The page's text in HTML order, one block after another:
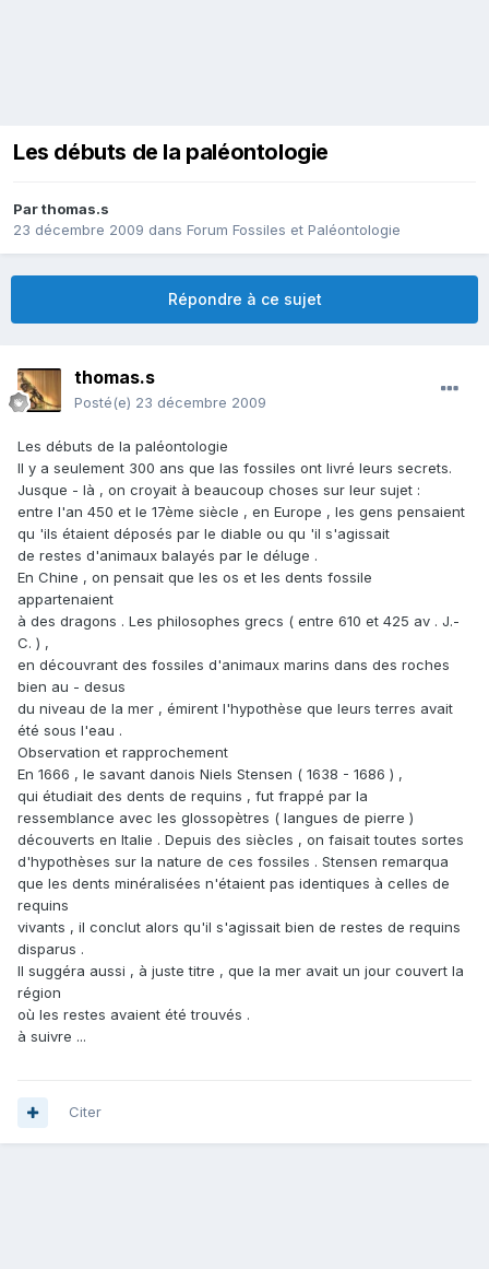
Les débuts de la paléontologie
Parthomas.s
23 décembre 2009 dans Forum Fossiles et Paléontologie
Répondre à ce sujet
thomas.s
Posté(e) 23 décembre 2009
Les débuts de la paléontologie
Il y a seulement 300 ans que las fossiles ont livré leurs secrets.
Jusque - là , on croyait à beaucoup choses sur leur sujet :
entre l'an 450 et le 17ème siècle , en Europe , les gens pensaient
qu 'ils étaient déposés par le diable ou qu 'il s'agissait
de restes d'animaux balayés par le déluge .
En Chine , on pensait que les os et les dents fossile
appartenaient
à des dragons . Les philosophes grecs ( entre 610 et 425 av . J.-
C. ) ,
en découvrant des fossiles d'animaux marins dans des roches
bien au - desus
du niveau de la mer , émirent l'hypothèse que leurs terres avait
été sous l'eau .
Observation et rapprochement
En 1666 , le savant danois Niels Stensen ( 1638 - 1686 ) ,
qui étudiait des dents de requins , fut frappé par la
ressemblance avec les glossopètres ( langues de pierre )
découverts en Italie . Depuis des siècles , on faisait toutes sortes
d'hypothèses sur la nature de ces fossiles . Stensen remarqua
que les dents minéralisées n'étaient pas identiques à celles de
requins
vivants , il conclut alors qu'il s'agissait bien de restes de requins
disparus .
Il suggéra aussi , à juste titre , que la mer avait un jour couvert la
région
où les restes avaient été trouvés .
à suivre ...
Citer